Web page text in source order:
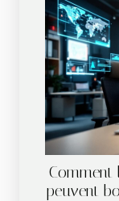
Comment
peuvent